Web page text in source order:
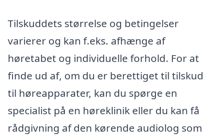
Tilskuddets størrelse og betingelser
varierer og kan f.eks. afhænge af
høretabet og individuelle forhold. For at
finde ud af, om du er berettiget til tilskud
til høreapparater, kan du spørge en
specialist på en høreklinik eller du kan få
rådgivning af den kørende audiolog som